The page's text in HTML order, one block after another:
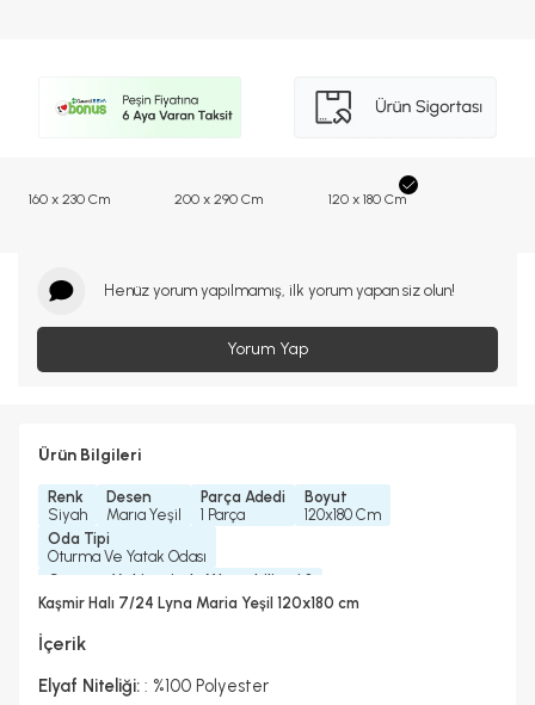
160 x 230 Cm 200 x 290 Cm 120 x 180 Cm
Henüz yorum yapılmamış, ilk yorum yapan siz olun!
Yorum Yap
Ürün Bilgileri
Renk
Siyah
Desen
Marıa Yeşil
Parça Adedi
1 Parça
Boyut
120x180 Cm
Oda Tipi
Oturma Ve Yatak Odası
Çamaşır Makinesinde Yıkanabilir mi ?
Hayır
Hayır
Hayır
2 Yıl
Kaşmir Halı 7/24 Lyna Maria Yeşil 120x180 cm
İçerik
Elyaf Niteliği: : %100 Polyester